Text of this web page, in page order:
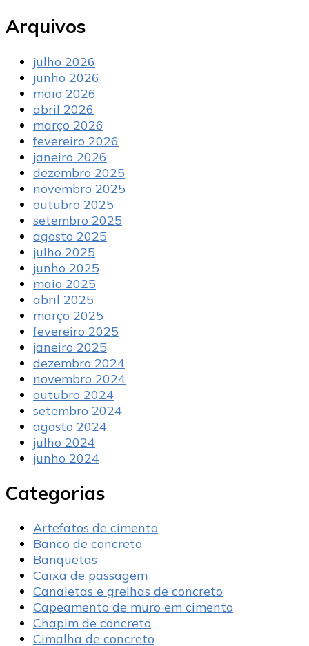
Arquivos
julho 2026
junho 2026
maio 2026
abril 2026
março 2026
fevereiro 2026
janeiro 2026
dezembro 2025
novembro 2025
outubro 2025
setembro 2025
agosto 2025
julho 2025
junho 2025
maio 2025
abril 2025
março 2025
fevereiro 2025
janeiro 2025
dezembro 2024
novembro 2024
outubro 2024
setembro 2024
agosto 2024
julho 2024
junho 2024
Categorias
Artefatos de cimento
Banco de concreto
Banquetas
Caixa de passagem
Canaletas e grelhas de concreto
Capeamento de muro em cimento
Chapim de concreto
Cimalha de concreto